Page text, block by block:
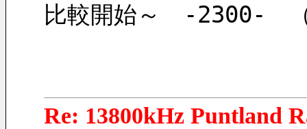
比較開始～　-2300-　
Re: 13800kHz Puntland